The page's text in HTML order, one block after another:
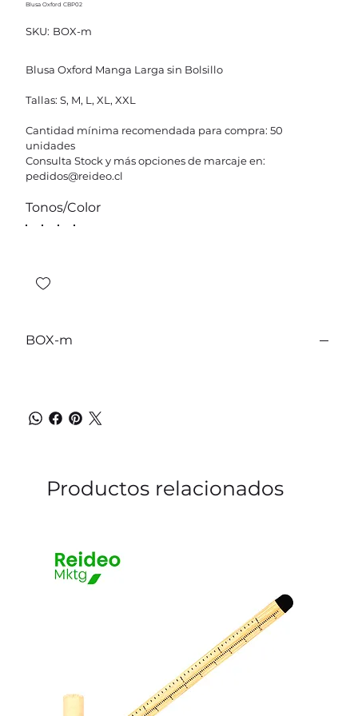
Blusa Oxford CBP02
SKU: SKU
BOX-
BOX-m
Blusa Oxford Manga Larga sin Bolsillo
Tallas: S, M, L, XL, XXL
Cantidad mínima recomendada para compra: 50
unidades
Consulta Stock y más opciones de marcaje en:
pedidos@reideo.cl
Tonos/Color
BOX-m
Productos relacionados